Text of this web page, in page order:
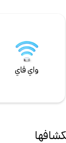
واي فاي